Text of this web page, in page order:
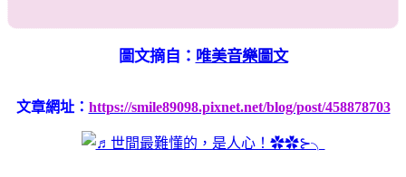
圖文摘自： 唯美音樂圖文
文章網址： https://smile89098.pixnet.net/blog/post/458878703